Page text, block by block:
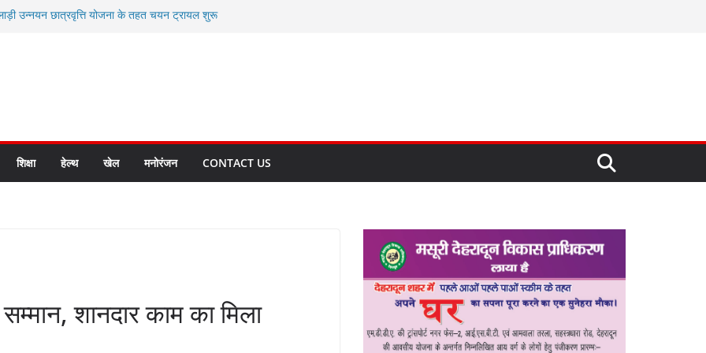
उन्नयन छात्रवृत्ति योजना के तहत चयन ट्रायल शुरू
आपदा मित्र कैडेट्स का हुआ है चयन
की सबसे बड़ी ताकत : मुख्यमंत्री पुष्कर सिंह धामी
बनाने के संकल्प को करना होगा साकार- मुख्यमंत्री
शिक्षा हेल्थ खेल मनोरंजन CONTACT US
शानदार काम का मिला